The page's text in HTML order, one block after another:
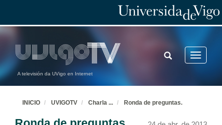
A televisión da UVigo en Internet
Toggle
TOGGLE
SEARCH
INICIO UVIGOTV Charla ... Ronda de preguntas.